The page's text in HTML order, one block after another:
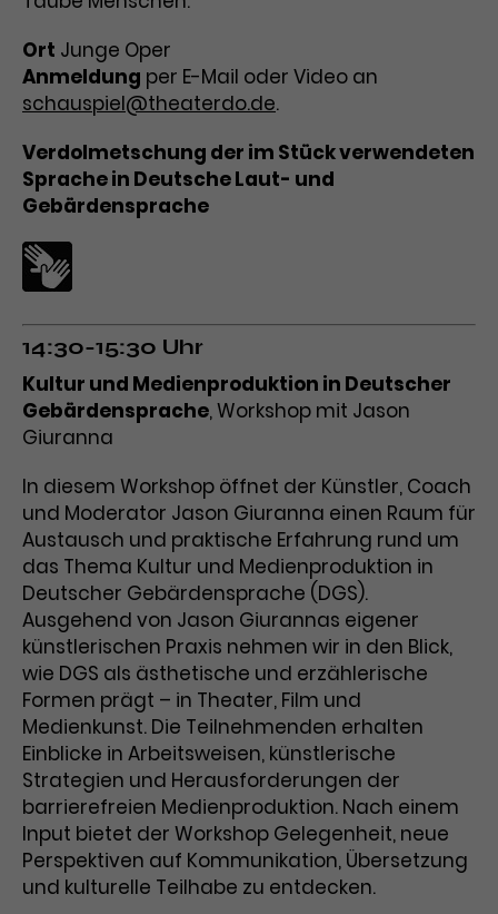
Ort Junge Oper
Anmeldung per E-Mail oder Video an
schauspiel@theaterdo.de.
Verdolmetschung der im Stück verwendeten
Sprache in Deutsche Laut- und
Gebärdensprache
14:30-15:30 Uhr
Kultur und Medienproduktion in Deutscher
Gebärdensprache, Workshop mit Jason
Giuranna
In diesem Workshop öffnet der Künstler, Coach
und Moderator Jason Giuranna einen Raum für
Austausch und praktische Erfahrung rund um
das Thema Kultur und Medienproduktion in
Deutscher Gebärdensprache (DGS).
Ausgehend von Jason Giurannas eigener
künstlerischen Praxis nehmen wir in den Blick,
wie DGS als ästhetische und erzählerische
Formen prägt – in Theater, Film und
Medienkunst. Die Teilnehmenden erhalten
Einblicke in Arbeitsweisen, künstlerische
Strategien und Herausforderungen der
barrierefreien Medienproduktion. Nach einem
Input bietet der Workshop Gelegenheit, neue
Perspektiven auf Kommunikation, Übersetzung
und kulturelle Teilhabe zu entdecken.